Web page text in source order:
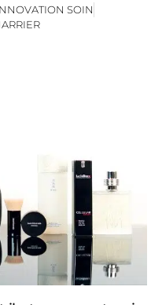
SOIN